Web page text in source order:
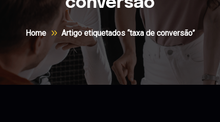
Home Artigo etiquetados “taxa de conversão”